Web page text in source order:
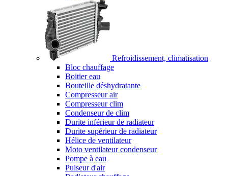
Refroidissement, climatisation
Bloc chauffage
Boitier eau
Bouteille déshydratante
Compresseur air
Compresseur clim
Condenseur de clim
Durite inférieur de radiateur
Durite supérieur de radiateur
Hélice de ventilateur
Moto ventilateur condenseur
Pompe à eau
Pulseur d'air